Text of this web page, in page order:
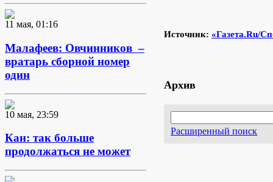
11 мая, 01:16
Малафеев: Овчинников –
вратарь сборной номер
один
10 мая, 23:59
Кан: так больше
продолжаться не может
Источник: «Газета.Ru/
Архив
Расширенный поиск